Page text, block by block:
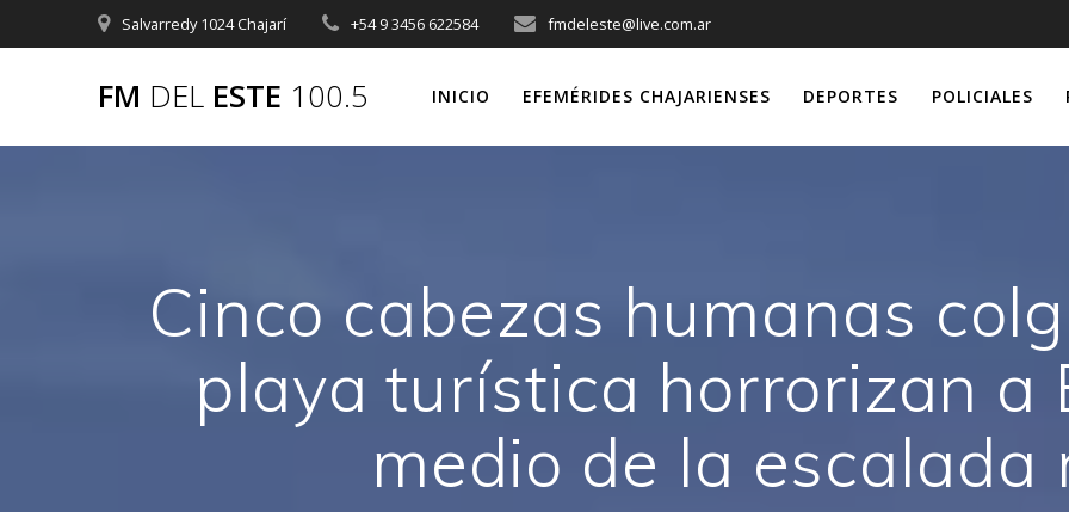
al
Salvarredy 1024 Chajarí +54 9 3456 622584 fmdeleste@live.com.ar
FM DEL ESTE 100.5 INICIO EFEMÉRIDES CHAJARIENSES DEPORTES POLICIALES
Cinco cabezas humanas
playa turística horrorizan a
medio de la escalada